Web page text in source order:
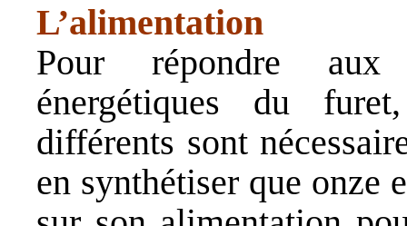
L’alimentation
Pour répondre aux
énergétiques du
différents sont
en synthétiser que onze